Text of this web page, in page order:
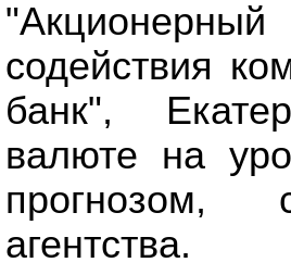
содействия
банк",
валюте на
прогнозом,
агентства.